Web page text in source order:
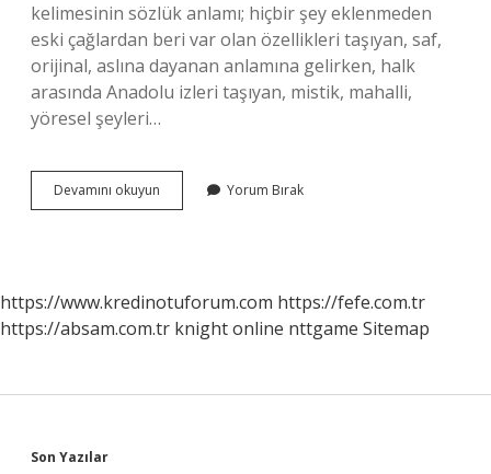
kelimesinin sözlük anlamı; hiçbir şey eklenmeden
eski çağlardan beri var olan özellikleri taşıyan, saf,
orijinal, aslına dayanan anlamına gelirken, halk
arasında Anadolu izleri taşıyan, mistik, mahalli,
yöresel şeyleri…
Devamını okuyun
Tip
Yorum Bırak
https://www.kredinotuforum.com https://fefe.com.tr
https://absam.com.tr knight online nttgame Sitemap
Son Yazılar